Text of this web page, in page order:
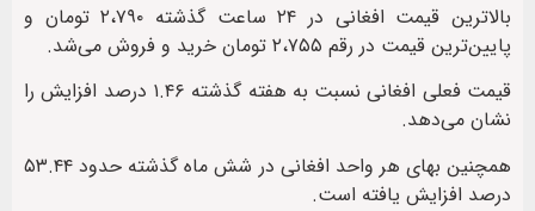
بالاترین قیمت افغانی در ۲۴ ساعت گذشته ۲،۷۹۰ تومان و
پایین‌ترین قیمت در رقم ۲،۷۵۵ تومان خرید و فروش می‌شد.
قیمت فعلی افغانی نسبت به هفته گذشته ۱.۴۶ درصد افزایش را
نشان می‌دهد.
همچنین بهای هر واحد افغانی در شش ماه گذشته حدود ۵۳.۴۴
درصد افزایش یافته است.